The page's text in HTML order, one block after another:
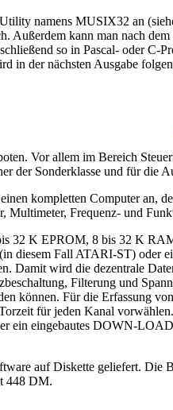
namens MUSIX32 an
kann man nach
so in Pascal- oder
in der nächsten Ausgabe
Vor allem im Bereich
der Sonderklasse und für die
kompletten Computer an,
Frequenz- und
32 K EPROM, 8 bis 32 K
diesem Fall ATARI-ST) oder
Damit wird die dezentrale
Filterung und
können. Für die Erfassung
für jeden Kanal
ein eingebautes DOWN-
auf Diskette geliefert. Die
448 DM.